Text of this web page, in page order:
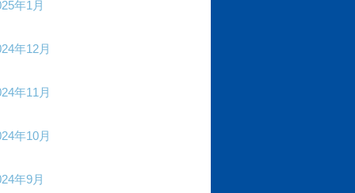
年1月
年12月
年11月
年10月
年9月